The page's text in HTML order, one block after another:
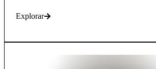
Explorar